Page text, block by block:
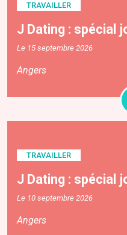
TRAVAILLER
J Dating : spécial
Le 15 septembre 2026
Angers
TRAVAILLER
J Dating : spécial
Le 10 septembre 2026
Angers